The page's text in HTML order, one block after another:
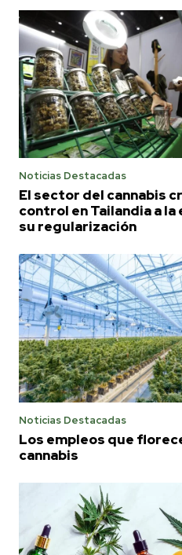
Noticias Destacadas
El sector del cannabis
control en Tailandia a la
su regularización
Noticias Destacadas
Los empleos que
cannabis